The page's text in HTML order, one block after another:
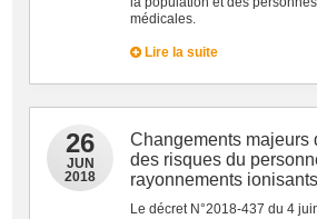
médicales.
Lire la suite
26
JUN
2018
Changements majeurs
des risques du
rayonnements ionisants
Le décret N°2018-437 du 4